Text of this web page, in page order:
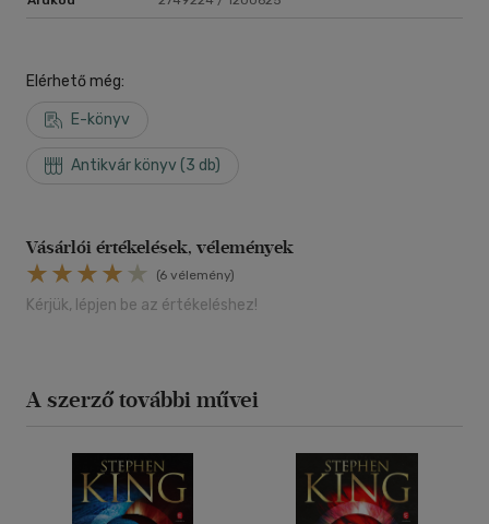
Elérhető még:
E-könyv
Antikvár könyv (3 db)
Vásárlói értékelések, vélemények
(6 vélemény)
Kérjük, lépjen be az értékeléshez!
A szerző további művei